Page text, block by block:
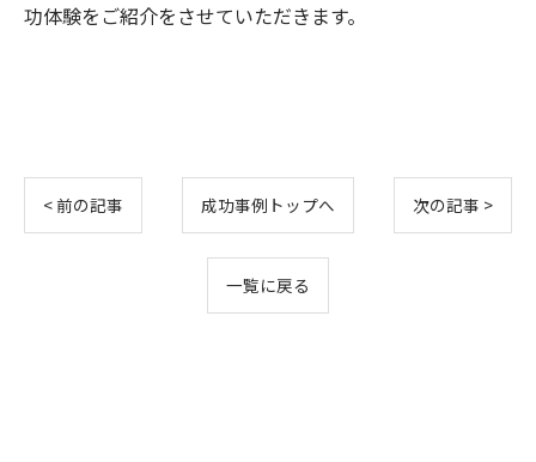
功体験をご紹介をさせていただきます。
< 前の記事 成功事例トップへ 次の記事 >
一覧に戻る